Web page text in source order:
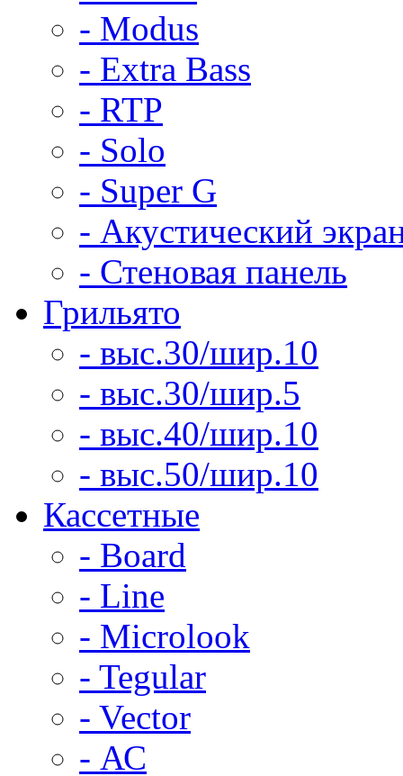
- Modus
- Extra Bass
- RTP
- Solo
- Super G
- Акустический
- Стеновая панель
Грильято
- выс.30/шир.10
- выс.30/шир.5
- выс.40/шир.10
- выс.50/шир.10
Кассетные
- Board
- Line
- Microlook
- Tegular
- Vector
- АС